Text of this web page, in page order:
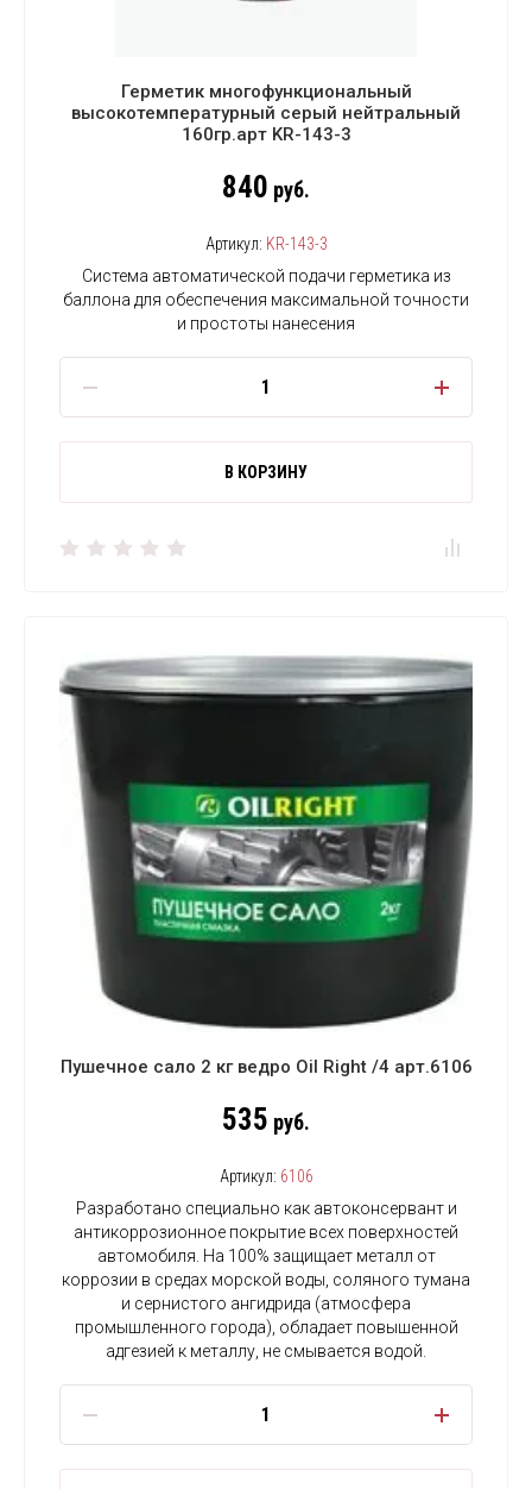
Герметик многофункциональный
высокотемпературный серый нейтральный
160гр.арт KR-143-3
840 руб.
Артикул: KR-143-3
Система автоматической подачи герметика из
баллона для обеспечения максимальной точности
и простоты нанесения
В КОРЗИНУ
Пушечное сало 2 кг ведро Oil Right /4 арт.6106
535 руб.
Артикул: 6106
Разработано специально как автоконсервант и
антикоррозионное покрытие всех поверхностей
автомобиля. На 100% защищает металл от
коррозии в средах морской воды, соляного тумана
и сернистого ангидрида (атмосфера
промышленного города), обладает повышенной
адгезией к металлу, не смывается водой.